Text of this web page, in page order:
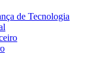
de Tecnologia